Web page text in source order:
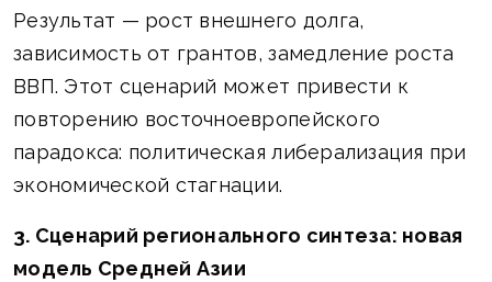
Результат — рост внешнего долга,
зависимость от грантов, замедление роста
ВВП. Этот сценарий может привести к
повторению восточноевропейского
парадокса: политическая либерализация при
экономической стагнации.
3. Сценарий регионального синтеза: новая
модель Средней Азии